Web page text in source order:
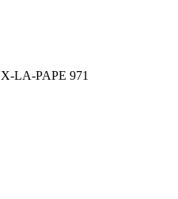
LA-PAPE 971